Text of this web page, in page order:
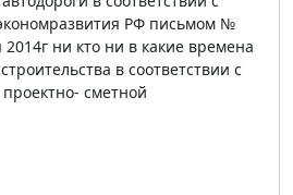
РФ письмом №
ни кто ни в какие времена
в соответствии с
сметной